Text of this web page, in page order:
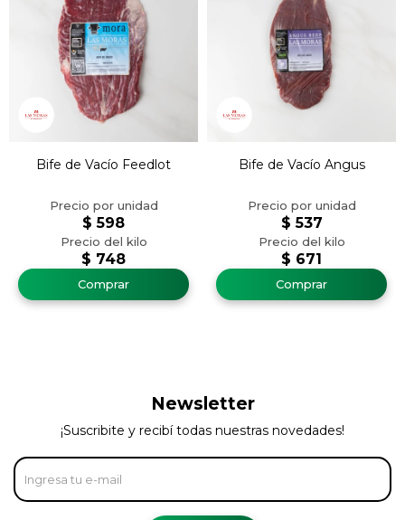
Bife de Vacío Feedlot
$ 748
$ 598
Bife de Vacío Angus
$ 671
$ 537
Newsletter
¡Suscribite y recibí todas nuestras novedades!